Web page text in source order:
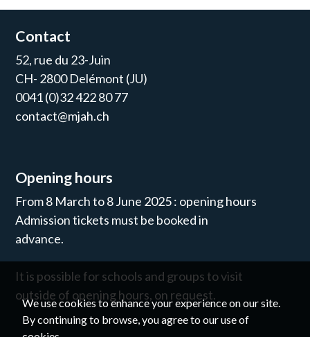
Contact
52, rue du 23-Juin
CH- 2800 Delémont (JU)
0041 (0)32 422 80 77
contact@mjah.ch
Opening hours
From 8 March to 8 June 2025 : opening hours
Admission tickets must be booked in
advance.
It is possible for schools and groups to visit
outside of opening hours, on request.
We use cookies to enhance your experience on our site.
By continuing to browse, you agree to our use of